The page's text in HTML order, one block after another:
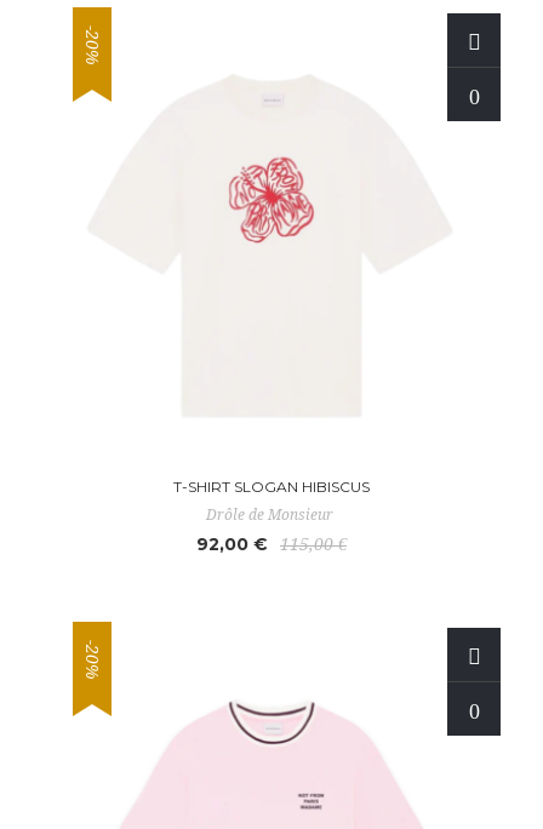
-20%
T-SHIRT SLOGAN HIBISCUS
Drôle de Monsieur
92,00 € 115,00 €
-20%